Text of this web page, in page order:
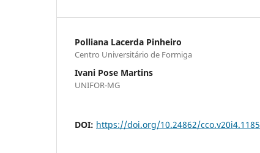
Polliana Lacerda Pinheiro
Centro Universitário de Formiga
Ivani Pose Martins
UNIFOR-MG
DOI: https://doi.org/10.24862/cco.v20i4.1185